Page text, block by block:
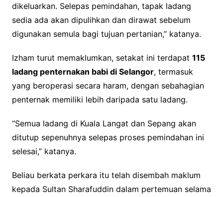
dikeluarkan. Selepas pemindahan, tapak ladang
sedia ada akan dipulihkan dan dirawat sebelum
digunakan semula bagi tujuan pertanian,” katanya.
Izham turut memaklumkan, setakat ini terdapat 115
ladang penternakan babi di Selangor, termasuk
yang beroperasi secara haram, dengan sebahagian
penternak memiliki lebih daripada satu ladang.
“Semua ladang di Kuala Langat dan Sepang akan
ditutup sepenuhnya selepas proses pemindahan ini
selesai,” katanya.
Beliau berkata perkara itu telah disembah maklum
kepada Sultan Sharafuddin dalam pertemuan selama